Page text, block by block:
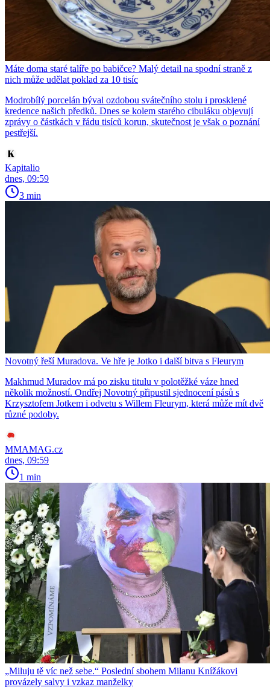
Máte doma staré talíře po babičce? Malý detail na spodní straně z
nich může udělat poklad za 10 tisíc
Modrobílý porcelán býval ozdobou svátečního stolu i prosklené
kredence našich předků. Dnes se kolem starého cibuláku objevují
zprávy o částkách v řádu tisíců korun, skutečnost je však o poznání
pestřejší.
Kapitalio
dnes, 09:59
3 min
Novotný řeší Muradova. Ve hře je Jotko i další bitva s Fleurym
Makhmud Muradov má po zisku titulu v polotěžké váze hned
několik možností. Ondřej Novotný připustil sjednocení pásů s
Krzysztofem Jotkem i odvetu s Willem Fleurym, která může mít dvě
různé podoby.
MMAMAG.cz
dnes, 09:59
1 min
„Miluju tě víc než sebe.“ Poslední sbohem Milanu Knížákovi
provázely salvy i vzkaz manželky